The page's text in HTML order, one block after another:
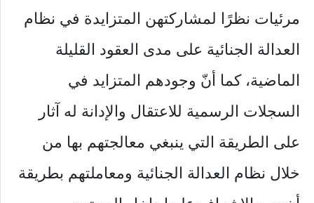
مرئيات نظرًا لمشاركتهن المتزايدة في نظام
العدالة الجنائية على مدى العقود القليلة
الماضية، كما أنّ وجودهم المتزايد في
السجلات الرسمية للاعتقال والإدانة له آثار
على الطريقة التي ينبغي معالجتهم بها من
خلال نظام العدالة الجنائية ومعاملتهم بطريقة